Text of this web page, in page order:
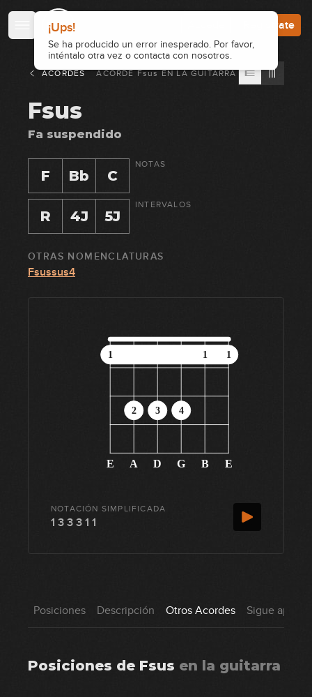
Regístrate
ACORDES ACORDE Fsus EN LA GUITARRA
Fsus
Fa suspendido
F Bb C
NOTAS
R 4J 5J
INTERVALOS
OTRAS NOMENCLATURAS
Fsussus4
E A D G B E
1 1 1
2 3 4
NOTACIÓN SIMPLIFICADA
1 3 3 3 1 1
Posiciones Descripción Otros Acordes Sigue
Posiciones de Fsus en la guitarra